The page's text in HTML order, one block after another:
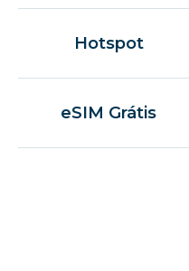
Hotspot
eSIM Grátis